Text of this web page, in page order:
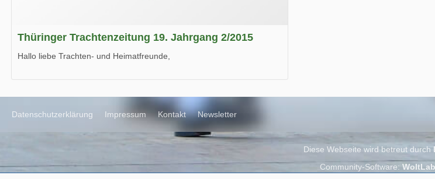
Thüringer Trachtenzeitung 19. Jahrgang 2/2015
Hallo liebe Trachten- und Heimatfreunde,
Datenschutzerklärung Impressum Kontakt Newsletter
Diese Webseite wird betreut durch
Community-Software: